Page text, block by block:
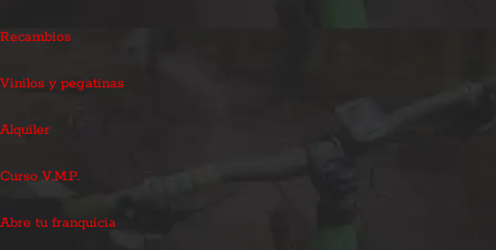
Recambios
Vinilos y pegatinas
Alquiler
Curso V.M.P.
Abre tu franquicia